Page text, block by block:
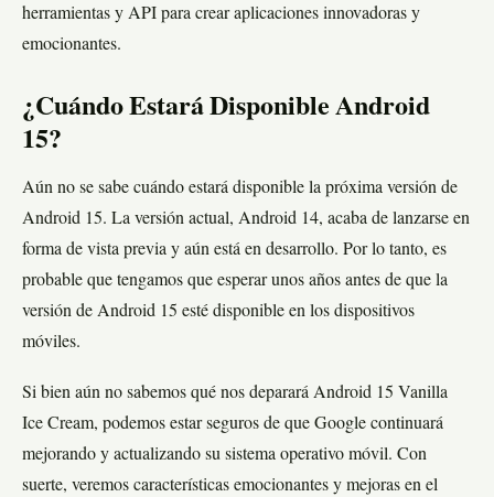
herramientas y API para crear aplicaciones innovadoras y
emocionantes.
¿Cuándo Estará Disponible Android
15?
Aún no se sabe cuándo estará disponible la próxima versión de
Android 15. La versión actual, Android 14, acaba de lanzarse en
forma de vista previa y aún está en desarrollo. Por lo tanto, es
probable que tengamos que esperar unos años antes de que la
versión de Android 15 esté disponible en los dispositivos
móviles.
Si bien aún no sabemos qué nos deparará Android 15 Vanilla
Ice Cream, podemos estar seguros de que Google continuará
mejorando y actualizando su sistema operativo móvil. Con
suerte, veremos características emocionantes y mejoras en el